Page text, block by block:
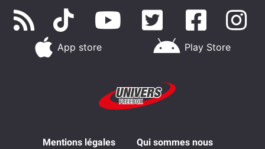
App store Play Store
Mentions légales Qui sommes nous